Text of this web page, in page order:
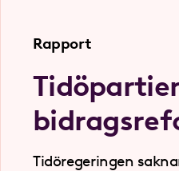
Rapport
Tidöregeringen